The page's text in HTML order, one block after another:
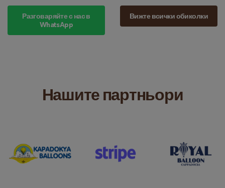
Разговаряйте с нас в
WhatsApp
Вижте всички обиколки
Нашите партньори